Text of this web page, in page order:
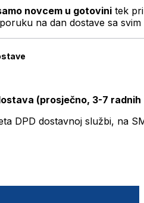
novcem u gotovini tek
na dan dostave sa svim
(prosječno, 3-7 radnih
DPD dostavnoj službi, na